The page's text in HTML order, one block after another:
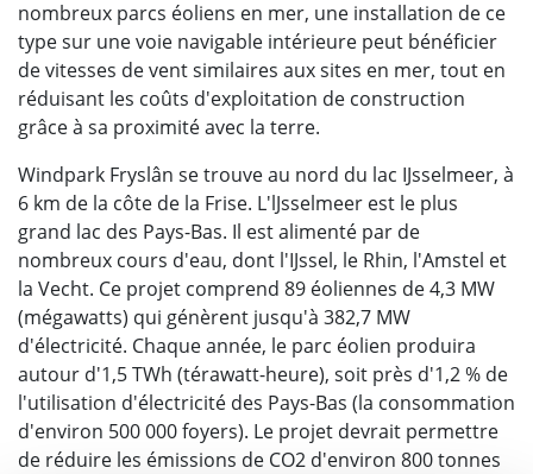
nombreux parcs éoliens en mer, une installation de ce
type sur une voie navigable intérieure peut bénéficier
de vitesses de vent similaires aux sites en mer, tout en
réduisant les coûts d'exploitation de construction
grâce à sa proximité avec la terre.
Windpark Fryslân se trouve au nord du lac IJsselmeer, à
6 km de la côte de la Frise. L'lJsselmeer est le plus
grand lac des Pays-Bas. Il est alimenté par de
nombreux cours d'eau, dont l'IJssel, le Rhin, l'Amstel et
la Vecht. Ce projet comprend 89 éoliennes de 4,3 MW
(mégawatts) qui génèrent jusqu'à 382,7 MW
d'électricité. Chaque année, le parc éolien produira
autour d'1,5 TWh (térawatt-heure), soit près d'1,2 % de
l'utilisation d'électricité des Pays-Bas (la consommation
d'environ 500 000 foyers). Le projet devrait permettre
de réduire les émissions de CO2 d'environ 800 tonnes